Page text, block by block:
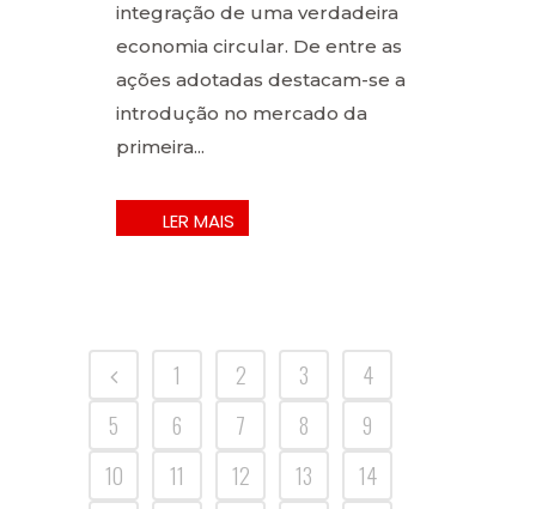
integração de uma verdadeira
economia circular. De entre as
ações adotadas destacam-se a
introdução no mercado da
primeira...
1 2 3
4
5
6 7 8
9
10
11 12 13
14